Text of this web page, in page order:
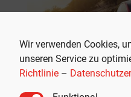
Wir verwenden Cookies,
unseren Service zu
Richtlinie –